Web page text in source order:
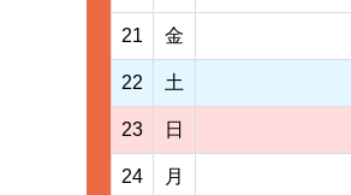
21 金
22 土
23 日
24 月